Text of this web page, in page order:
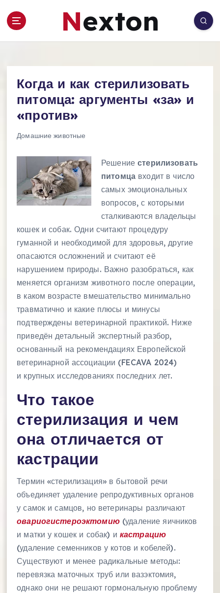
Nexton
Когда и как стерилизовать
питомца: аргументы «за» и
«против»
Домашние животные
Решениестерилизовать
питомца входит в число
самых эмоциональных
вопросов, с которыми
сталкиваются владельцы
кошек и собак. Одни считают процедуру
гуманной и необходимой для здоровья, другие
опасаются осложнений и считают её
нарушением природы. Важно разобраться, как
меняется организм животного после операции,
в каком возрасте вмешательство минимально
травматично и какие плюсы и минусы
подтверждены ветеринарной практикой. Ниже
приведён детальный экспертный разбор,
основанный на рекомендациях Европейской
ветеринарной ассоциации (FECAVA 2024)
и крупных исследованиях последних лет.
Что такое
стерилизация и чем
она отличается от
кастрации
Термин «стерилизация» в бытовой речи
объединяет удаление репродуктивных органов
у самок и самцов, но ветеринары различают
овариогистероэктомию(удаление яичников
и матки у кошек и собак) и кастрацию
(удаление семенников у котов и кобелей).
Существуют и менее радикальные методы:
перевязка маточных труб или вазэктомия,
однако они не решают гормональную проблему